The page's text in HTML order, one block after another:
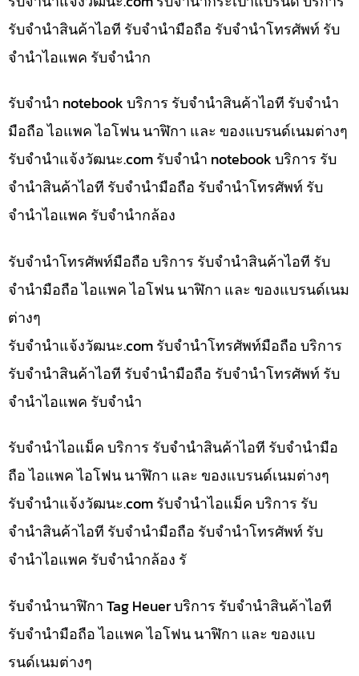
รับจำนำสินค้าไอที รับจำนำมือถือ รับจำนำโทรศัพท์ รับ
จำนำไอแพค รับจำนำก
รับจำนำ notebook บริการ รับจำนำสินค้าไอที รับจำนำ
มือถือ ไอแพค ไอโฟน นาฬิกา และ ของแบรนด์เนมต่างๆ
รับจํานําแจ้งวัฒนะ.com รับจำนำ notebook บริการ รับ
จำนำสินค้าไอที รับจำนำมือถือ รับจำนำโทรศัพท์ รับ
จำนำไอแพค รับจำนำกล้อง
รับจำนำโทรศัพท์มือถือ บริการ รับจำนำสินค้าไอที รับ
จำนำมือถือ ไอแพค ไอโฟน นาฬิกา และ ของแบรนด์เนม
ต่างๆ
รับจํานําแจ้งวัฒนะ.com รับจำนำโทรศัพท์มือถือ บริการ
รับจำนำสินค้าไอที รับจำนำมือถือ รับจำนำโทรศัพท์ รับ
จำนำไอแพค รับจำนำ
รับจำนำไอแม็ค บริการ รับจำนำสินค้าไอที รับจำนำมือ
ถือ ไอแพค ไอโฟน นาฬิกา และ ของแบรนด์เนมต่างๆ
รับจํานําแจ้งวัฒนะ.com รับจำนำไอแม็ค บริการ รับ
จำนำสินค้าไอที รับจำนำมือถือ รับจำนำโทรศัพท์ รับ
จำนำไอแพค รับจำนำกล้อง รั
รับจำนำนาฬิกา Tag Heuer บริการ รับจำนำสินค้าไอที
รับจำนำมือถือ ไอแพค ไอโฟน นาฬิกา และ ของแบ
รนด์เนมต่างๆ